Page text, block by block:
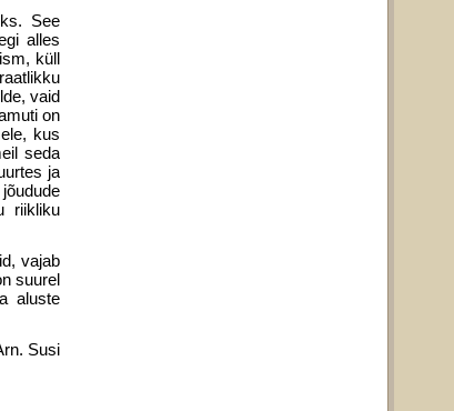
See
alles
küll
vaid
on
kus
seda
ja
riik­liku
vajab
suurel
aluste
Susi